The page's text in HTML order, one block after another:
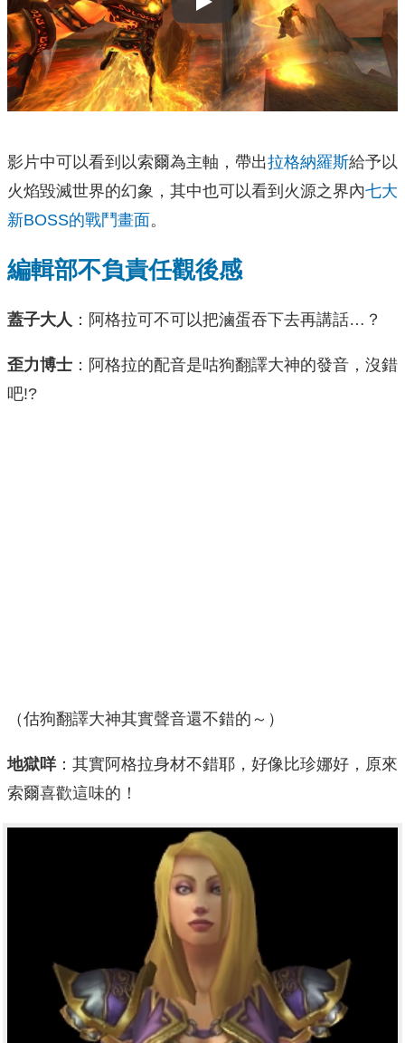
Play
影片中可以看到以索爾為主軸，帶出拉格納羅斯給予以
火焰毀滅世界的幻象，其中也可以看到火源之界內七大
新BOSS的戰鬥畫面。
編輯部不負責任觀後感
蓋子大人 ：阿格拉可不可以把滷蛋吞下去再講話…？
歪力博士 ：阿格拉的配音是咕狗翻譯大神的發音，沒錯
吧!?
（估狗翻譯大神其實聲音還不錯的～）
地獄咩：其實阿格拉身材不錯耶，好像比珍娜好，原來
索爾喜歡這味的！